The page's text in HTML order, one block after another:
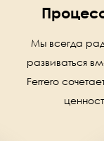
Мы всегда
развиваться
Ferrero